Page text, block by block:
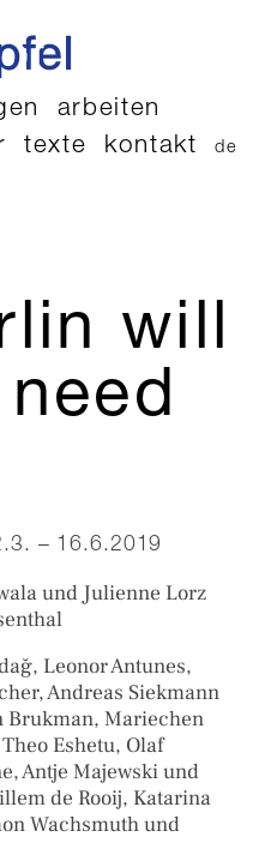
arbeiten
texte kontakt de
will
– 16.6.2019
und Julienne Lorz
Leonor Antunes,
Andreas Siekmann
Brukman, Mariechen
Eshetu, Olaf
Antje Majewski und
de Rooij, Katarina
Wachsmuth und